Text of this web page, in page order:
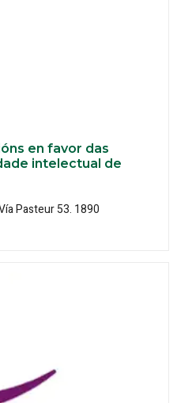
en favor das
intelectual de
Pasteur 53. 1890